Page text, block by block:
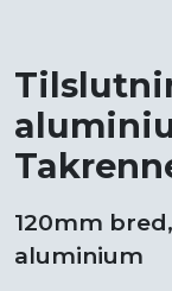
120mm
aluminium